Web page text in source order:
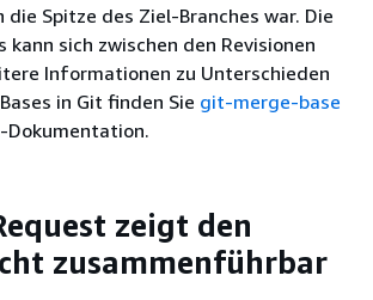
die Spitze des Ziel-Branches war. Die
kann sich zwischen den Revisionen
Informationen zu Unterschieden
in Git finden Sie git-merge-base
Dokumentation.
zeigt den
zusammenführbar